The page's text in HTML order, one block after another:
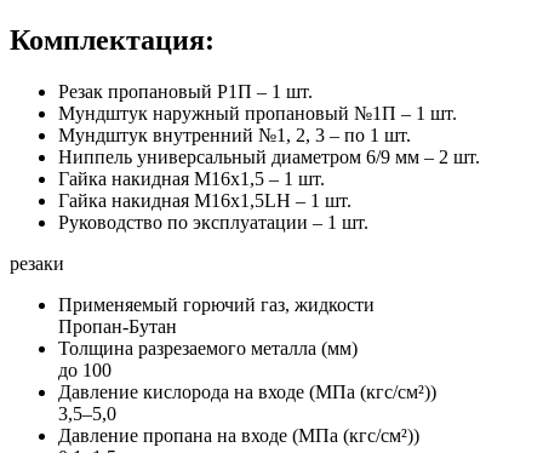
Комплектация:
Резак пропановый Р1П – 1 шт.
Мундштук наружный пропановый №1П – 1 шт.
Мундштук внутренний №1, 2, 3 – по 1 шт.
Ниппель универсальный диаметром 6/9 мм – 2 шт.
Гайка накидная M16х1,5 – 1 шт.
Гайка накидная M16х1,5LH – 1 шт.
Руководство по эксплуатации – 1 шт.
резаки
Применяемый горючий газ, жидкости
Пропан-Бутан
Толщина разрезаемого металла (мм)
до 100
Давление кислорода на входе (МПа (кгс/см²))
3,5–5,0
Давление пропана на входе (МПа (кгс/см²))